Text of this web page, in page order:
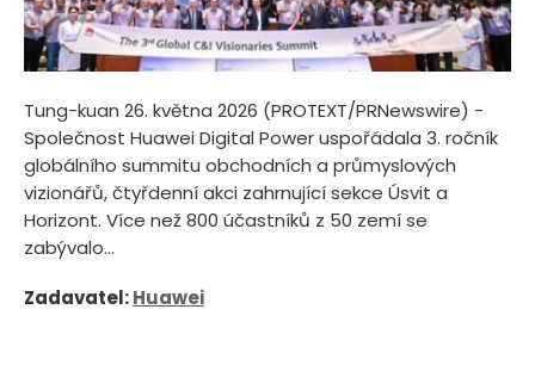
Tung-kuan 26. května 2026 (PROTEXT/PRNewswire) -
Společnost Huawei Digital Power uspořádala 3. ročník
globálního summitu obchodních a průmyslových
vizionářů, čtyřdenní akci zahrnující sekce Úsvit a
Horizont. Více než 800 účastníků z 50 zemí se
zabývalo...
Zadavatel:Huawei